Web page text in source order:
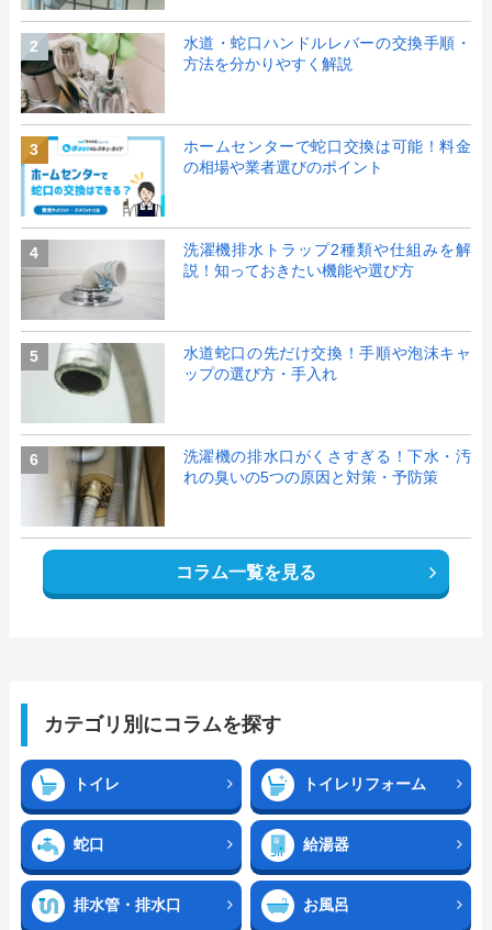
2
水道・蛇口ハンドルレバーの交換手順・
方法を分かりやすく解説
3
ホームセンターで蛇口交換は可能！料金
の相場や業者選びのポイント
4
洗濯機排水トラップ2種類や仕組みを解
説！知っておきたい機能や選び方
5
水道蛇口の先だけ交換！手順や泡沫キャ
ップの選び方・手入れ
6
洗濯機の排水口がくさすぎる！下水・汚
れの臭いの5つの原因と対策・予防策
コラム一覧を見る
カテゴリ別にコラムを探す
トイレ トイレリフォーム
蛇口 給湯器
排水管・排水口 お風呂